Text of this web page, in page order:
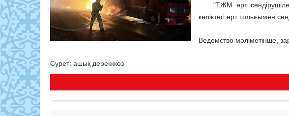
"ТЖМ өрт
көліктегі өрт толығымен
Ведомство мәліметінше,
Сурет: ашық дерекккөз